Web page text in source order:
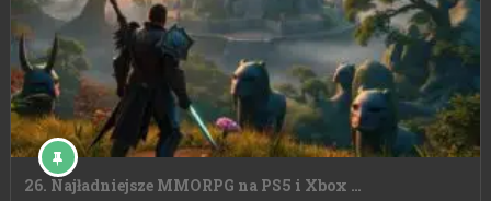
26. Najładniejsze MMORPG na PS5 i Xbox …